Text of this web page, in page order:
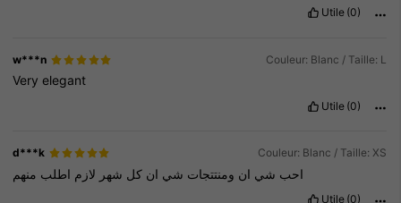
Utile (0)
w***n Couleur: Blanc / Taille: L
Veryelegant
Utile (0)
d***k Couleur: Blanc / Taille: XS
احب شي ان ومنتتجات شي ان كل شهر لازم اطلب منهم
Utile (0)